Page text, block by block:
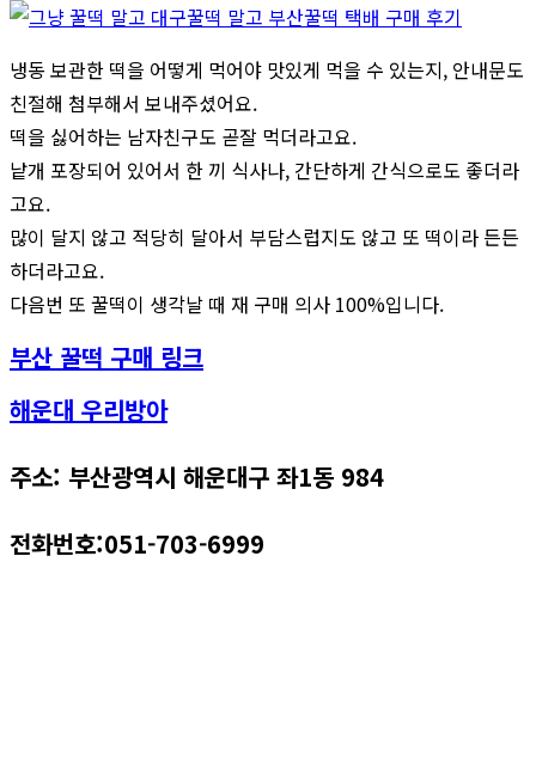
냉동 보관한 떡을 어떻게 먹어야 맛있게 먹을 수 있는지, 안내문도
친절해 첨부해서 보내주셨어요.
떡을 싫어하는 남자친구도 곧잘 먹더라고요.
낱개 포장되어 있어서 한 끼 식사나, 간단하게 간식으로도 좋더라
고요.
많이 달지 않고 적당히 달아서 부담스럽지도 않고 또 떡이라 든든
하더라고요.
다음번 또 꿀떡이 생각날 때 재 구매 의사 100%입니다.
부산 꿀떡 구매 링크
해운대 우리방아
주소: 부산광역시 해운대구 좌1동 984
전화번호:051-703-6999